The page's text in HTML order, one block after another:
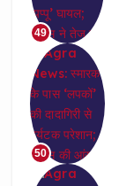
49
50